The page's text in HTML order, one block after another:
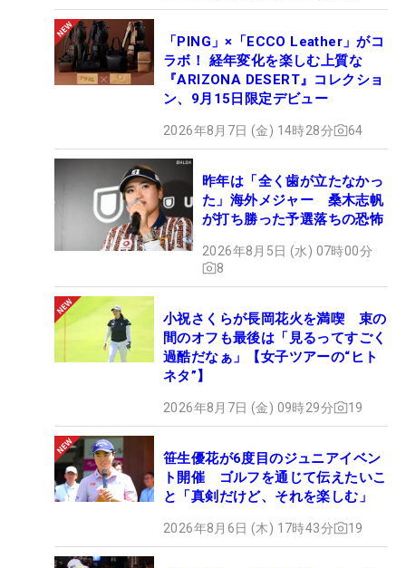
「PING」×「ECCO Leather」がコ
ラボ！ 経年変化を楽しむ上質な
『ARIZONA DESERT』コレクショ
ン、9月15日限定デビュー
2026年8月7日 (金) 14時28分 64
昨年は「全く歯が立たなかっ
た」海外メジャー 桑木志帆
が打ち勝った予選落ちの恐怖
2026年8月5日 (水) 07時00分
8
小祝さくらが長岡花火を満喫 束の
間のオフも最後は「見るってすごく
過酷だなぁ」【女子ツアーの“ヒト
ネタ”】
2026年8月7日 (金) 09時29分 19
笹生優花が6度目のジュニアイベン
ト開催 ゴルフを通じて伝えたいこ
と「真剣だけど、それを楽しむ」
2026年8月6日 (木) 17時43分 19